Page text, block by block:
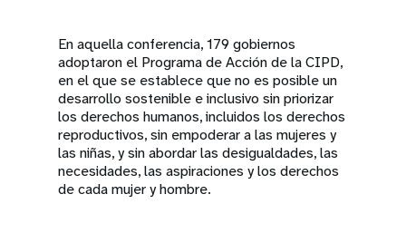
En aquella conferencia, 179 gobiernos
adoptaron el Programa de Acción de la CIPD,
en el que se establece que no es posible un
desarrollo sostenible e inclusivo sin priorizar
los derechos humanos, incluidos los derechos
reproductivos, sin empoderar a las mujeres y
las niñas, y sin abordar las desigualdades, las
necesidades, las aspiraciones y los derechos
de cada mujer y hombre.